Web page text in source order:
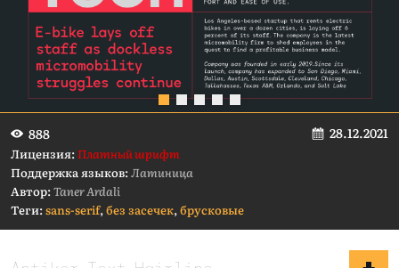
888 28.12.2021
Лицензия:Платный шрифт
Поддержка языков:Латиница
Автор:Taner Ardali
Теги:sans-serif,без засечек,брусковые